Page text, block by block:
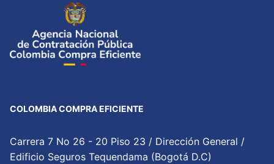
COLOMBIA COMPRA EFICIENTE
Carrera 7 No 26 - 20 Piso 23 / Dirección General /
Edificio Seguros Tequendama (Bogotá D.C)